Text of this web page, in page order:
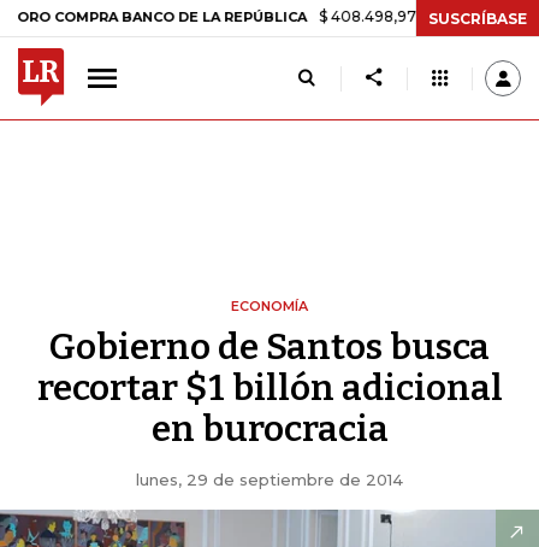
BANCO DE LA REPÚBLICA $ 408.498,97 +$ 8.753,81 +2,19%
SUSCRÍBASE
ECONOMÍA
Gobierno de Santos busca
recortar $1 billón adicional
en burocracia
lunes, 29 de septiembre de 2014